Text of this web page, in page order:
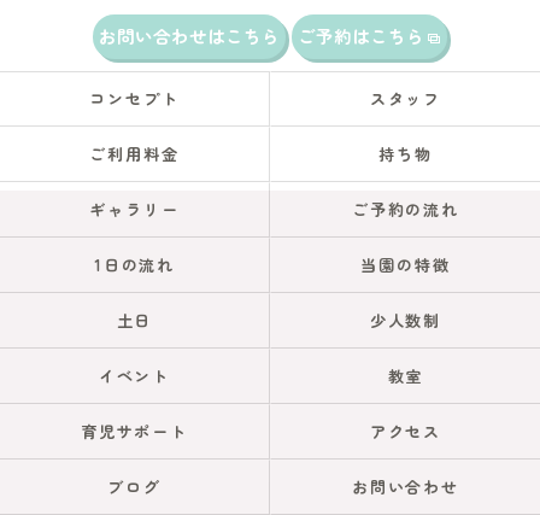
お問い合わせはこちら ご予約はこちら
コンセプト スタッフ
ご利用料金 持ち物
ギャラリー ご予約の流れ
1日の流れ 当園の特徴
土日 少人数制
イベント 教室
育児サポート アクセス
ブログ お問い合わせ